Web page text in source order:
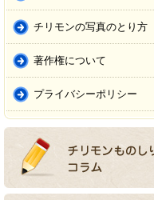
チリモンの写真のとり方
著作権について
プライバシーポリシー